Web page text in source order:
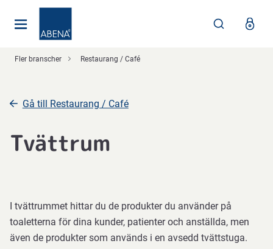
Fler branscher Restaurang / Café
Gå till Restaurang / Café
Tvättrum
I tvättrummet hittar du de produkter du använder på
toaletterna för dina kunder, patienter och anställda, men
även de produkter som används i en avsedd tvättstuga.